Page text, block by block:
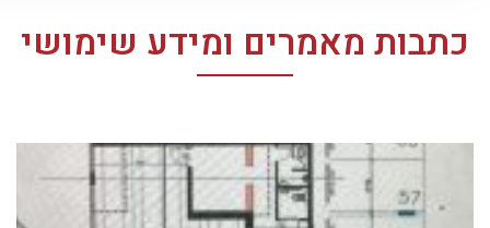
כתבות מאמרים ומידע שימושי